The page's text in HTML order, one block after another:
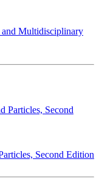
Multidisciplinary
Second Edition